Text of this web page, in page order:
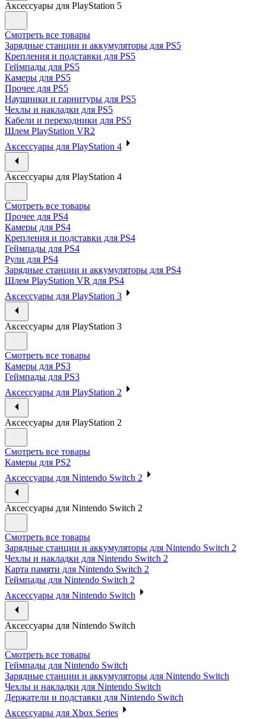
Аксессуары для PlayStation 5
Смотреть все товары
Зарядные станции и аккумуляторы для PS5
Крепления и подставки для PS5
Геймпады для PS5
Камеры для PS5
Прочее для PS5
Наушники и гарнитуры для PS5
Чехлы и накладки для PS5
Кабели и переходники для PS5
Шлем PlayStation VR2
Аксессуары для PlayStation 4
Аксессуары для PlayStation 4
Смотреть все товары
Прочее для PS4
Камеры для PS4
Крепления и подставки для PS4
Геймпады для PS4
Рули для PS4
Зарядные станции и аккумуляторы для PS4
Шлем PlayStation VR для PS4
Аксессуары для PlayStation 3
Аксессуары для PlayStation 3
Смотреть все товары
Камеры для PS3
Геймпады для PS3
Аксессуары для PlayStation 2
Аксессуары для PlayStation 2
Смотреть все товары
Камеры для PS2
Аксессуары для Nintendo Switch 2
Аксессуары для Nintendo Switch 2
Смотреть все товары
Зарядные станции и аккумуляторы для Nintendo Switch 2
Чехлы и накладки для Nintendo Switch 2
Карта памяти для Nintendo Switch 2
Геймпады для Nintendo Switch 2
Аксессуары для Nintendo Switch
Аксессуары для Nintendo Switch
Смотреть все товары
Геймпады для Nintendo Switch
Зарядные станции и аккумуляторы для Nintendo Switch
Чехлы и накладки для Nintendo Switch
Держатели и подставки для Nintendo Switch
Аксессуары для Xbox Series